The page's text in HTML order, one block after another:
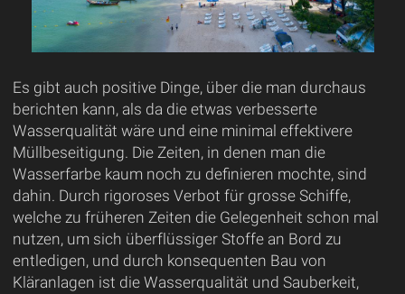
Es gibt auch positive Dinge, über die man durchaus
berichten kann, als da die etwas verbesserte
Wasserqualität wäre und eine minimal effektivere
Müllbeseitigung. Die Zeiten, in denen man die
Wasserfarbe kaum noch zu definieren mochte, sind
dahin. Durch rigoroses Verbot für grosse Schiffe,
welche zu früheren Zeiten die Gelegenheit schon mal
nutzen, um sich überflüssiger Stoffe an Bord zu
entledigen, und durch konsequenten Bau von
Kläranlagen ist die Wasserqualität und Sauberkeit,